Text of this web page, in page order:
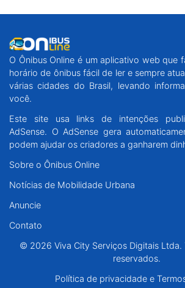
O Ônibus Online é um aplicativo web que
horário de ônibus fácil de ler e sempre
várias cidades do Brasil, levando
você.
Este site usa links de intenções
AdSense. O AdSense gera
podem ajudar os criadores a ganharem
Sobre o Ônibus Online
Notícias de Mobilidade Urbana
Anuncie
Contato
© 2026 Viva City Serviços Digitais Ltda.
reservados.
Política de privacidade e